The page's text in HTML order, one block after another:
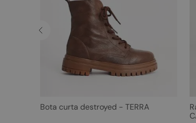
Bota curta destroyed - TERRA